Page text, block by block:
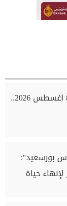
أسعار الذهب اليوم السبت 8 اغسطس 2026..
بورسعيد":
حياة